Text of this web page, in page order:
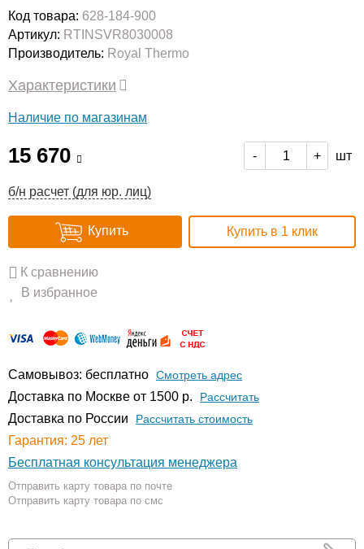
Код товара: 628-184-900
Артикул: RTINSVR8030008
Производитель: Royal Thermo
Характеристики
Наличие по магазинам
15 670 - + шт
б/н расчет (для юр. лиц)
Купить Купить в 1 клик
К сравнению
В избранное
Самовывоз: бесплатно Смотреть адрес
Доставка по Москве от 1500 р. Расcчитать
Доставка по России Рассчитать стоимость
Гарантия: 25 лет
Бесплатная консультация менеджера
Отправить карту товара по почте
Отправить карту товара по смс